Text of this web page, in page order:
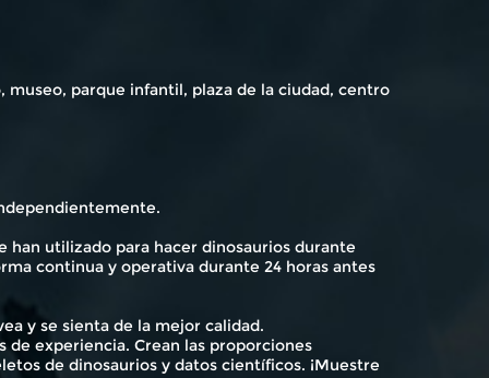
parque infantil, plaza de la ciudad, centro
han utilizado para hacer dinosaurios durante
continua y operativa durante 24 horas antes
y se sienta de la mejor calidad.
de experiencia. Crean las proporciones
de dinosaurios y datos científicos. ¡Muestre